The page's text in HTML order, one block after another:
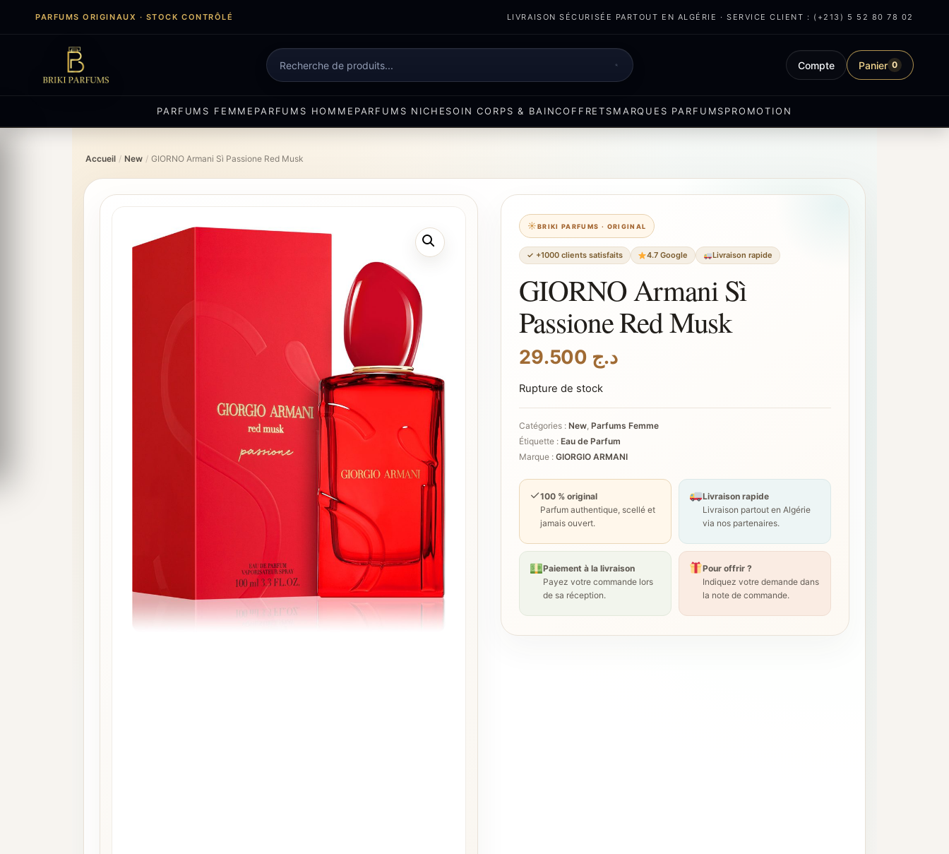
PARFUMS ORIGINAUX · STOCK CONTRÔLÉ LIVRAISON SÉCURISÉE PARTOUT EN ALGÉRIE · SERVICE CLIENT : (+213) 5 52 80 78 02
Recherche
de
produits
Compte Panier 0
PARFUMS FEMME PARFUMS HOMME PARFUMS NICHESOIN CORPS & BAINCOFFRETSMARQUES PARFUMSPROMOTION
Accueil / New / GIORNO Armani Sì Passione Red Musk
BRIKI PARFUMS · ORIGINAL
✓ +1000 clients satisfaits 4.7 Google Livraison rapide
GIORNO Armani Sì
Passione Red Musk
د.ج
Rupture de stock
Catégories : New, Parfums Femme
Étiquette : Eau de Parfum
Marque : GIORGIO ARMANI
✓100 % original
Parfum authentique, scellé et
jamais ouvert.
Livraison rapide
Livraison partout en Algérie
via nos partenaires.
Paiement à la livraison
Payez votre commande lors
de sa réception.
Pour offrir ?
Indiquez votre demande dans
la note de commande.